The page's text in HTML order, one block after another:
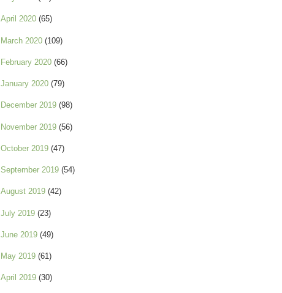
April 2020 (65)
March 2020 (109)
February 2020 (66)
January 2020 (79)
December 2019 (98)
November 2019 (56)
October 2019 (47)
September 2019 (54)
August 2019 (42)
July 2019 (23)
June 2019 (49)
May 2019 (61)
April 2019 (30)